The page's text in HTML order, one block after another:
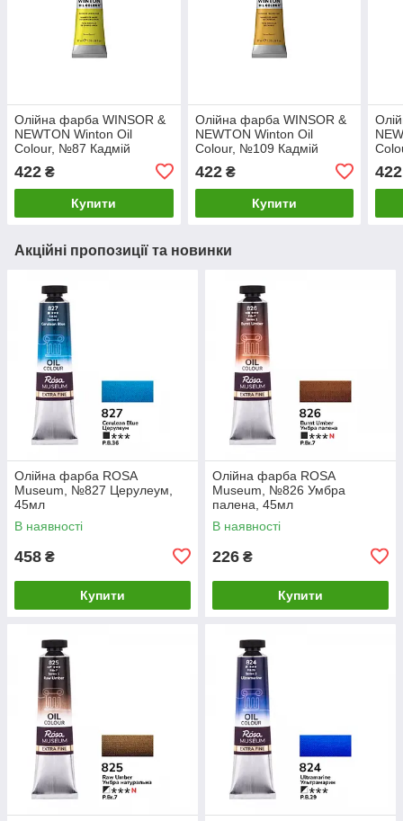
Олійна фарба WINSOR &
NEWTON Winton Oil
Colour, №87 Кадмій
422 ₴
Купити
Олійна фарба WINSOR &
NEWTON Winton Oil
Colour, №109 Кадмій
422₴
Купити
422
Акційні пропозиції та новинки
Олійна фарба ROSA
Museum, №827 Церулеум,
45мл
В наявності
458 ₴
Купити
Олійна фарба ROSA
Museum, №826 Умбра
палена, 45мл
В наявності
226 ₴
Купити